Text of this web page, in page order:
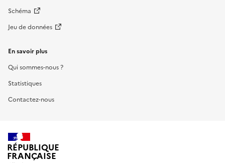
Schéma
Jeu de données
En savoir plus
Qui sommes-nous ?
Statistiques
Contactez-nous
RÉPUBLIQUE
FRANÇAISE